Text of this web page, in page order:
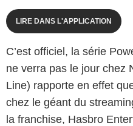
LIRE DANS L'APPLICATION
C’est officiel, la série
ne verra pas le jour chez
Line) rapporte en effet
chez le géant du
la franchise, Hasbro